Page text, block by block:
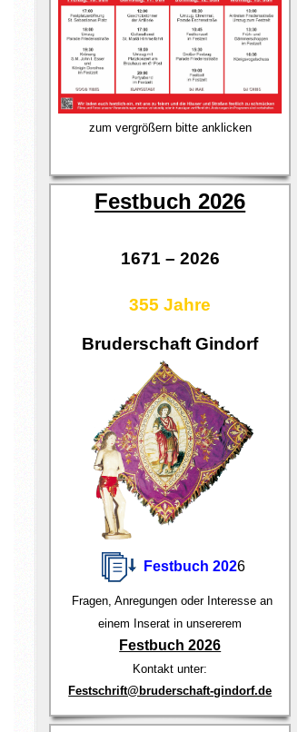
zum vergrößern bitte anklicken
Festbuch 2026
1671 – 2026
355 Jahre
Bruderschaft Gindorf
Festbuch 2026
Fragen, Anregungen oder Interesse an
einem Inserat in unsererem
Festbuch 2026
Kontakt unter:
Festschrift@bruderschaft-gindorf.de